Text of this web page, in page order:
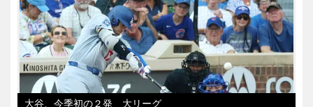
大谷、今季初の２発 大リーグ